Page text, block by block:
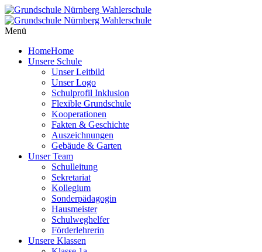
Menü
HomeHome
Unsere Schule
Unser Leitbild
Unser Logo
Schulprofil Inklusion
Flexible Grundschule
Kooperationen
Fakten & Geschichte
Auszeichnungen
Gebäude & Garten
Unser Team
Schulleitung
Sekretariat
Kollegium
Sonderpädagogin
Hausmeister
Schulweghelfer
Förderlehrerin
Unsere Klassen